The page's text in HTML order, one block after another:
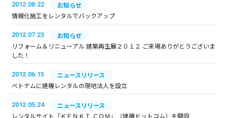
2012.08.22
お知らせ
情報化施工をレンタルでバックアップ
2012.07.23
お知らせ
リフォーム＆リニューアル 建築再生展２０１２ ご来場ありがとうございま
した！
2012.06.15
ニュースリリース
ベトナムに建機レンタルの現地法人を設立
2012.05.24
ニュースリリース
レンタルサイト「ＫＥＮＫＩ.ＣＯＭ」（建機ドットコム）を開設